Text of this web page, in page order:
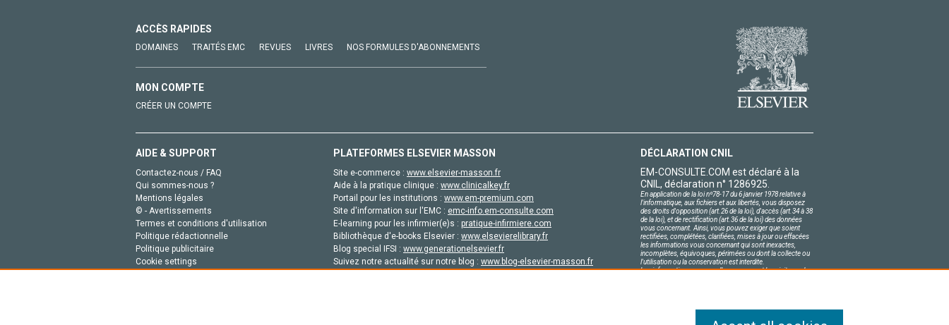
ACCÈS RAPIDES
DOMAINES TRAITÉS EMC REVUES LIVRES NOS FORMULES D'ABONNEMENTS
MON COMPTE
CRÉER UN COMPTE
AIDE & SUPPORT
Contactez-nous / FAQ
Qui sommes-nous ?
Mentions légales
© - Avertissements
Termes et conditions d'utilisation
Politique rédactionnelle
Politique publicitaire
Cookie settings
PLATEFORMES ELSEVIER MASSON
Site e-commerce : www.elsevier-masson.fr
Aide à la pratique clinique : www.clinicalkey.fr
Portail pour les institutions : www.em-premium.com
Site d'information sur l'EMC : emc-info.em-consulte.com
E-learning pour les infirmier(e)s : pratique-infirmiere.com
Bibliothèque d'e-books Elsevier : www.elsevierelibrary.fr
Blog special IFSI : www.generationelsevier.fr
Suivez notre actualité sur notre blog : www.blog-elsevier-masson.fr
DÉCLARATION CNIL
EM-CONSULTE.COM est déclaré à la
CNIL, déclaration n° 1286925.
En application de la loi nº78-17 du 6 janvier 1978 relative à
l'informatique, aux fichiers et aux libertés, vous disposez
des droits d'opposition (art.26 de la loi), d'accès (art.34 à 38
de la loi), et de rectification (art.36 de la loi) des données
vous concernant. Ainsi, vous pouvez exiger que soient
rectifiées, complétées, clarifiées, mises à jour ou effacées
les informations vous concernant qui sont inexactes,
incomplètes, équivoques, périmées ou dont la collecte ou
l'utilisation ou la conservation est interdite.
Les informations personnelles concernant les visiteurs de